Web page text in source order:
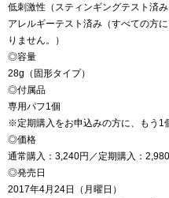
低刺激性（スティンギングテスト済み
アレルギーテスト済み（すべての方
りません。）
◎容量
28g（固形タイプ）
◎付属品
専用パフ1個
※定期購入をお申込みの方に、もう1
◎価格
通常購入：3,240円／定期購入：
◎発売日
2017年4月24日（月曜日）